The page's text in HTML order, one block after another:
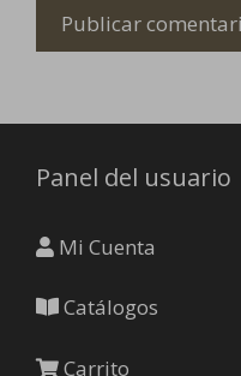
Panel del usuario
Mi Cuenta
Catálogos
Carrito